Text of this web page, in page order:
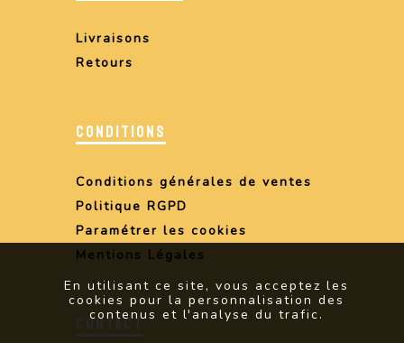
Livraisons
Retours
CONDITIONS
Conditions générales de ventes
Politique RGPD
Paramétrer les cookies
Mentions Légales
CONTACT
En utilisant ce site, vous acceptez les
cookies pour la personnalisation des
contenus et l'analyse du trafic.